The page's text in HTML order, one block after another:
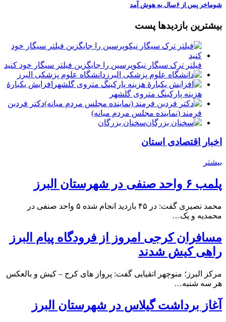
شوماخر پس از ۶سال به هوش آمد
بیشترین بازدیدها پست
فیلتر ترک سیگار نیکوپرسین را جایگزین فیلتر سیگار خود کنید
دانشگاه علوم پزشکی البرز
افزایش یکبارۀ
هزینه پارکینگ متروی گلشهر
دكتر فردين
فرمند (نماينده مجلس مردم میانه)
سخنان بزرگان
اخبار اقتصادی استان
بیشتر
پلمب ۶ واحد صنفی در شهرستان البرز
محمد نصیری گفت: در ۴۵ بازدید انجام شده ۵ واحد صنفی در
محمدیه و یک…
مسافران کرجی امروز از فرودگاه پیام البرز
راهی کیش شدند
مرکز البرز؛ منوچهر اتقیایی گفت: پرواز های کرج – کیش و بالعکس
هر سه شنبه…
آغاز برداشت گیلاس در شهرستان البرز